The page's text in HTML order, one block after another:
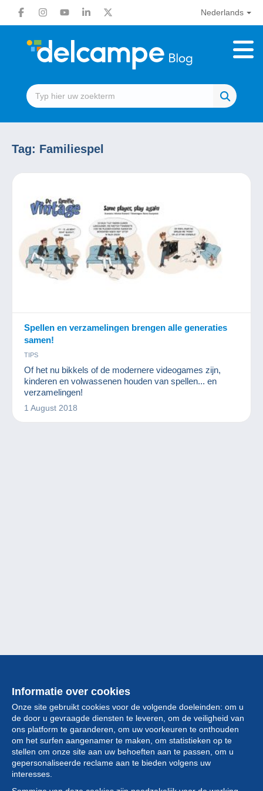
Nederlands
Tag: Familiespel
Spellen en verzamelingen brengen alle generaties
samen!
TIPS
Of het nu bikkels of de modernere videogames zijn,
kinderen en volwassenen houden van spellen... en
verzamelingen!
1 August 2018
Informatie over cookies
Onze site gebruikt cookies voor de volgende doeleinden: om u
de door u gevraagde diensten te leveren, om de veiligheid van
ons platform te garanderen, om uw voorkeuren te onthouden
om het surfen aangenamer te maken, om statistieken op te
stellen om onze site aan uw behoeften aan te passen, om u
gepersonaliseerde reclame aan te bieden volgens uw
interesses.
Collectie